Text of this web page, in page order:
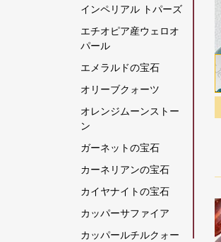
インペリアル トパーズ
エチオピア産ウェロオ
パール
エメラルドの宝石
オリーブクォーツ
オレンジムーンストー
ン
ガーネットの宝石
カーネリアンの宝石
カイヤナイトの宝石
カッパーサファイア
カッパールチルクォー